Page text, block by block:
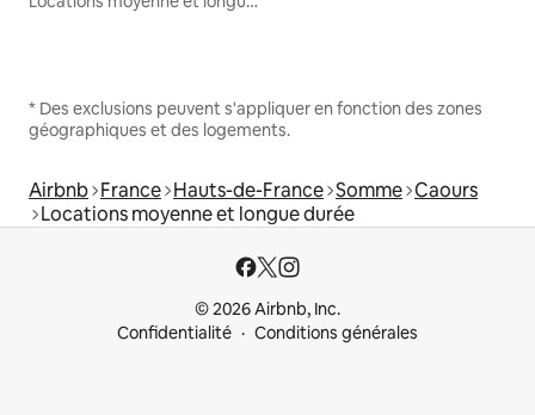
* Des exclusions peuvent s'appliquer en fonction des zones
géographiques et des logements.
Airbnb France Hauts-de-France Somme Caours
Locations moyenne et longue durée
© 2026 Airbnb, Inc.
Confidentialité
Conditions générales